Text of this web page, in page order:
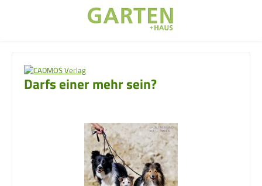
Darfs einer mehr sein?
Bildergalerie überspringen